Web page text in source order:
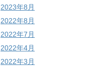
2023年8月
2022年8月
2022年7月
2022年4月
2022年3月